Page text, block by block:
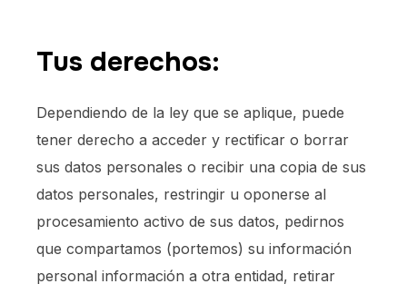
Tus derechos:
Dependiendo de la ley que se aplique, puede
tener derecho a acceder y rectificar o borrar
sus datos personales o recibir una copia de sus
datos personales, restringir u oponerse al
procesamiento activo de sus datos, pedirnos
que compartamos (portemos) su información
personal información a otra entidad, retirar